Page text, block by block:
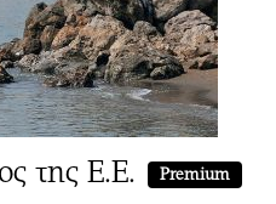
της Ε.Ε. Premium